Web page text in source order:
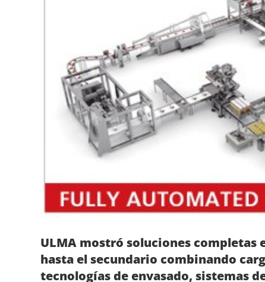
ULMA mostró soluciones completas
hasta el secundario combinando
tecnologías de envasado, sistemas